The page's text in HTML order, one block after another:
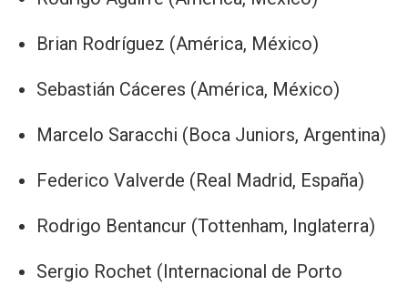
Brian Rodríguez (América, México)
Sebastián Cáceres (América, México)
Marcelo Saracchi (Boca Juniors, Argentina)
Federico Valverde (Real Madrid, España)
Rodrigo Bentancur (Tottenham, Inglaterra)
Sergio Rochet (Internacional de Porto